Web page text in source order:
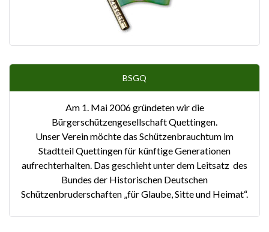
BSGQ
Am 1. Mai 2006 gründeten wir die
Bürgerschützengesellschaft Quettingen.
Unser Verein möchte das Schützenbrauchtum im
Stadtteil Quettingen für künftige Generationen
aufrechterhalten. Das geschieht unter dem Leitsatz des
Bundes der Historischen Deutschen
Schützenbruderschaften „für Glaube, Sitte und Heimat“.